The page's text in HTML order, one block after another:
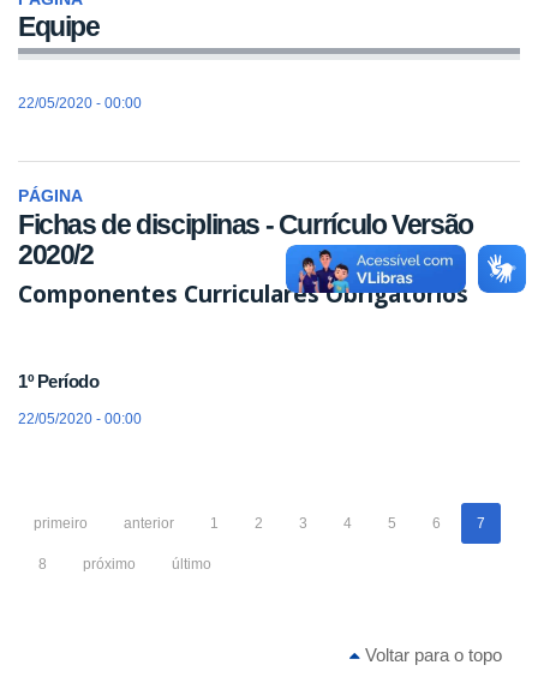
Equipe
22/05/2020 - 00:00
PÁGINA
Fichas de disciplinas - Currículo Versão
2020/2
Componentes Curriculares Obrigatórios
1º Período
22/05/2020 - 00:00
primeiro anterior 1 2 3 4 5 6 7
8 próximo último
Voltar para o topo